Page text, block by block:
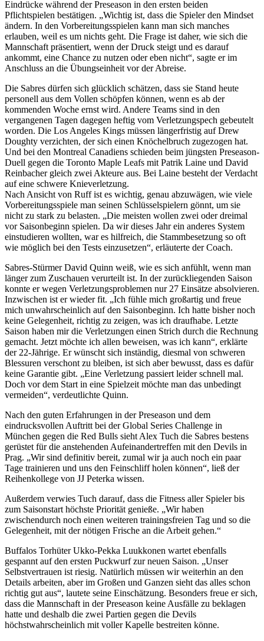
Eindrücke während der Preseason in den ersten beiden
Pflichtspielen bestätigen. „Wichtig ist, dass die Spieler den Mindset
ändern. In den Vorbereitungsspielen kann man sich manches
erlauben, weil es um nichts geht. Die Frage ist daher, wie sich die
Mannschaft präsentiert, wenn der Druck steigt und es darauf
ankommt, eine Chance zu nutzen oder eben nicht“, sagte er im
Anschluss an die Übungseinheit vor der Abreise.
Die Sabres dürfen sich glücklich schätzen, dass sie Stand heute
personell aus dem Vollen schöpfen können, wenn es ab der
kommenden Woche ernst wird. Andere Teams sind in den
vergangenen Tagen dagegen heftig vom Verletzungspech gebeutelt
worden. Die Los Angeles Kings müssen längerfristig auf Drew
Doughty verzichten, der sich einen Knöchelbruch zugezogen hat.
Und bei den Montreal Canadiens schieden beim jüngsten Preseason-
Duell gegen die Toronto Maple Leafs mit Patrik Laine und David
Reinbacher gleich zwei Akteure aus. Bei Laine besteht der Verdacht
auf eine schwere Knieverletzung.
Nach Ansicht von Ruff ist es wichtig, genau abzuwägen, wie viele
Vorbereitungsspiele man seinen Schlüsselspielern gönnt, um sie
nicht zu stark zu belasten. „Die meisten wollen zwei oder dreimal
vor Saisonbeginn spielen. Da wir dieses Jahr ein anderes System
einstudieren wollten, war es hilfreich, die Stammbesetzung so oft
wie möglich bei den Tests einzusetzen“, erläuterte der Coach.
Sabres-Stürmer David Quinn weiß, wie es sich anfühlt, wenn man
länger zum Zuschauen verurteilt ist. In der zurückliegenden Saison
konnte er wegen Verletzungsproblemen nur 27 Einsätze absolvieren.
Inzwischen ist er wieder fit. „Ich fühle mich großartig und freue
mich unwahrscheinlich auf den Saisonbeginn. Ich hatte bisher noch
keine Gelegenheit, richtig zu zeigen, was ich draufhabe. Letzte
Saison haben mir die Verletzungen einen Strich durch die Rechnung
gemacht. Jetzt möchte ich allen beweisen, was ich kann“, erklärte
der 22-Jährige. Er wünscht sich inständig, diesmal von schweren
Blessuren verschont zu bleiben, ist sich aber bewusst, dass es dafür
keine Garantie gibt. „Eine Verletzung passiert leider schnell mal.
Doch vor dem Start in eine Spielzeit möchte man das unbedingt
vermeiden“, verdeutlichte Quinn.
Nach den guten Erfahrungen in der Preseason und dem
eindrucksvollen Auftritt bei der Global Series Challenge in
München gegen die Red Bulls sieht Alex Tuch die Sabres bestens
gerüstet für die anstehenden Aufeinandertreffen mit den Devils in
Prag. „Wir sind definitiv bereit, zumal wir ja auch noch ein paar
Tage trainieren und uns den Feinschliff holen können“, ließ der
Reihenkollege von JJ Peterka wissen.
Außerdem verwies Tuch darauf, dass die Fitness aller Spieler bis
zum Saisonstart höchste Priorität genieße. „Wir haben
zwischendurch noch einen weiteren trainingsfreien Tag und so die
Gelegenheit, mit der nötigen Frische an die Arbeit gehen.“
Buffalos Torhüter Ukko-Pekka Luukkonen wartet ebenfalls
gespannt auf den ersten Puckwurf zur neuen Saison. „Unser
Selbstvertrauen ist riesig. Natürlich müssen wir weiterhin an den
Details arbeiten, aber im Großen und Ganzen sieht das alles schon
richtig gut aus“, lautete seine Einschätzung. Besonders freue er sich,
dass die Mannschaft in der Preseason keine Ausfälle zu beklagen
hatte und deshalb die zwei Partien gegen die Devils
höchstwahrscheinlich mit voller Kapelle bestreiten könne.